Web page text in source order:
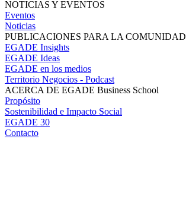
NOTICIAS Y EVENTOS
Eventos
Noticias
PUBLICACIONES PARA LA COMUNIDAD
EGADE Insights
EGADE Ideas
EGADE en los medios
Territorio Negocios - Podcast
ACERCA DE EGADE Business School
Propósito
Sostenibilidad e Impacto Social
EGADE 30
Contacto